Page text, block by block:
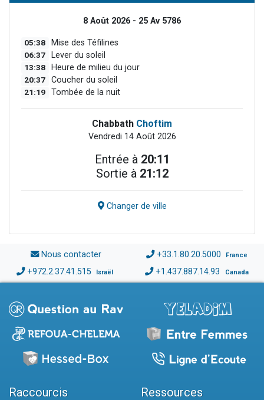
8 Août 2026 - 25 Av 5786
05:38 Mise des Téfilines
06:37 Lever du soleil
13:38 Heure de milieu du jour
20:37 Coucher du soleil
21:19 Tombée de la nuit
Chabbath Choftim
Vendredi 14 Août 2026
Entrée à 20:11
Sortie à 21:12
Changer de ville
Nous contacter +33.1.80.20.5000 France
+972.2.37.41.515 Israël +1.437.887.14.93 Canada
Raccourcis Ressources